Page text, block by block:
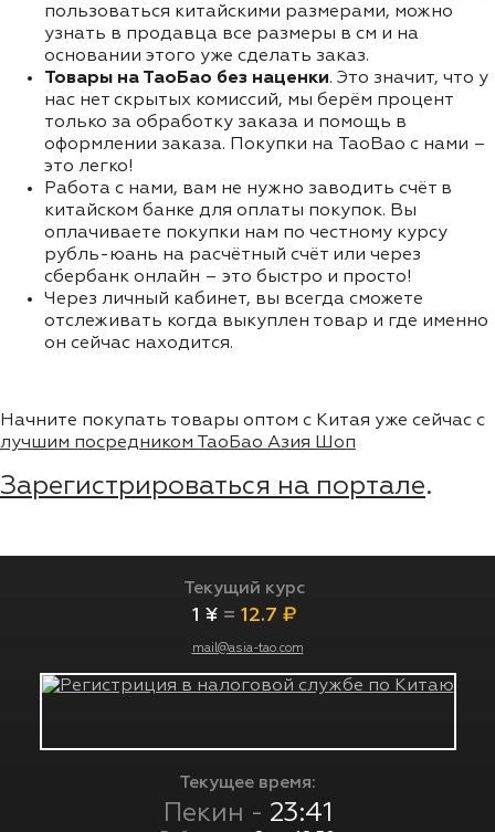
пользоваться китайскими размерами, можно
узнать в продавца все размеры в см и на
основании этого уже сделать заказ.
Товары на ТаоБао без наценки. Это значит, что у
нас нет скрытых комиссий, мы берём процент
только за обработку заказа и помощь в
оформлении заказа. Покупки на TaoBao с нами –
это легко!
Работа с нами, вам не нужно заводить счёт в
китайском банке для оплаты покупок. Вы
оплачиваете покупки нам по честному курсу
рубль-юань на расчётный счёт или через
сбербанк онлайн – это быстро и просто!
Через личный кабинет, вы всегда сможете
отслеживать когда выкуплен товар и где именно
он сейчас находится.
Начните покупать товары оптом с Китая уже сейчас с
лучшим посредником ТаоБао Азия Шоп
Зарегистрироваться на портале.
Текущий курс
1 ¥ = 12.7 ₽
mail@asia-tao.com
Текущее время:
Пекин - 23:41